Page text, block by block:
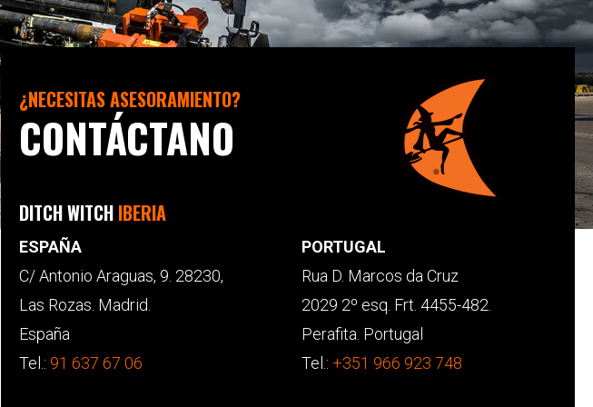
¿NECESITAS ASESORAMIENTO?
CONTÁCTANO
DITCH WITCH IBERIA
ESPAÑA
C/ Antonio Araguas, 9. 28230,
Las Rozas. Madrid.
España
Tel.: 91 637 67 06
PORTUGAL
Rua D. Marcos da Cruz
2029 2º esq. Frt. 4455-482.
Perafita. Portugal
Tel.: +351 966 923 748